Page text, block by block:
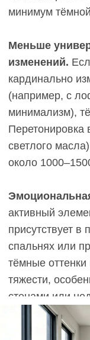
Рекомендация:
(светлый дуб,
скрывает мелкие
пыль на нём
или масло)
Тёмный паркет в этом
царапины будут
потребуют ежедневной
Пример из практики:
собаками светлый дуб
(текстурная
маскирует мелкие
раз в 2–3 дня.
Задача:визуально
компенсировать
Рекомендация:
дуб, светло-серый) в
стенами и минимумом
Инженерная доска
Малогабаритная